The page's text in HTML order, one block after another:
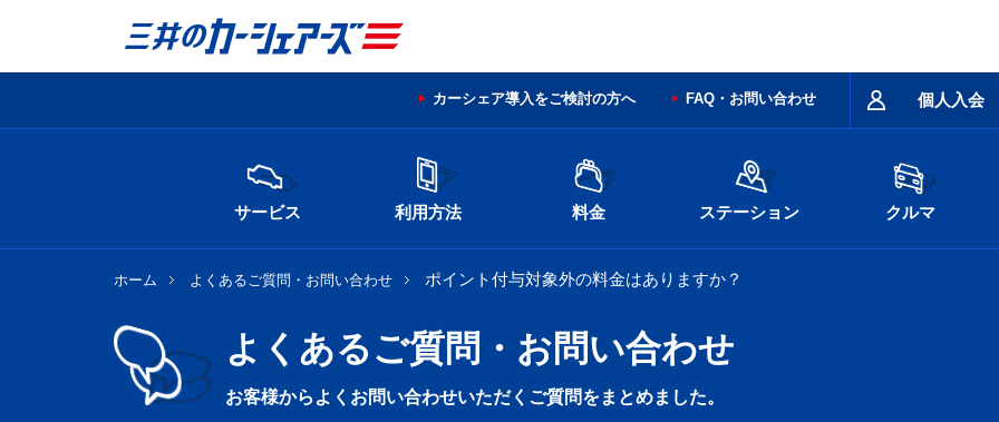
個人入会
カーシェア導入をご検討の方へ FAQ・お問い合わせ
サービス 利用方法 料金 ステーション クルマ
ホーム よくあるご質問・お問い合わせ ポイント付与対象外の料金はありますか？
よくあるご質問・お問い合わせ
お客様からよくお問い合わせいただくご質問をまとめました。